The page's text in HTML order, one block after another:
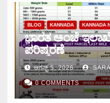
BLOG KANNADA KANNADA
ಭಾರತ ಅಂಚೆ
ಪರಿಷ್ಕರಣೆ
ಆಗಸ್ಟ್ 5, 2026
0 COMMENTS